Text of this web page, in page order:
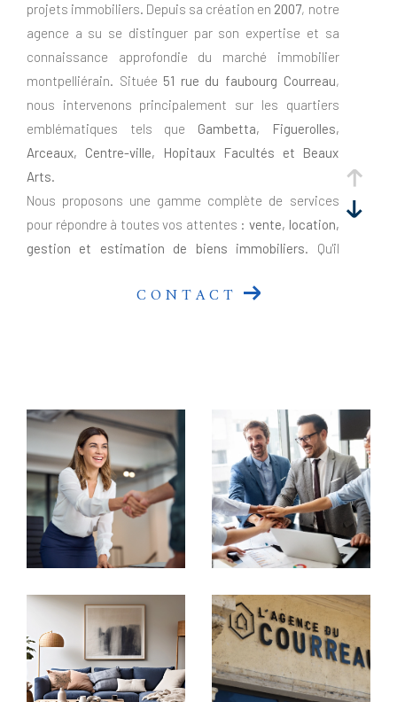
projets immobiliers. Depuis sa création en 2007, notre
agence a su se distinguer par son expertise et sa
connaissance approfondie du marché immobilier
montpelliérain. Située 51 rue du faubourg Courreau,
nous intervenons principalement sur les quartiers
emblématiques tels que Gambetta, Figuerolles,
Arceaux, Centre-ville, Hopitaux Facultés et Beaux
Arts.
Nous proposons une gamme complète de services
pour répondre à toutes vos attentes : vente, location,
gestion et estimation de biens immobiliers. Qu'il
caractère, d'investissements locatifs ou de locaux
Votre partenaire immobilier de
confiance
Transaction immobilière
ChezAgence du Courreau, chaque projet est unique.
Nous nous engageons à vous offrir une visibilité
maximale à travers nosannonces immobilières à Mon
maison, un appartement, un studio ou un immeuble,
nous mettons en place des stratégies marketing
personnalisées pour capter l'attention des acheteurs
potentiels.
CONTACT